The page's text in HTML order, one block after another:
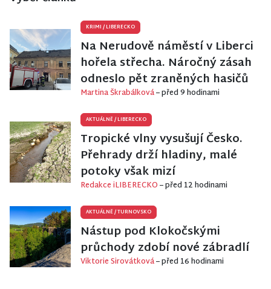
KRIMI /LIBERECKO
Na Nerudově náměstí v Liberci
hořela střecha. Náročný zásah
odneslo pět zraněných hasičů
Martina Škrabálková– před 9 hodinami
AKTUÁLNĚ/LIBERECKO
Tropické vlny vysušují Česko.
Přehrady drží hladiny, malé
potoky však mizí
Redakce iLIBERECKO– před 12 hodinami
AKTUÁLNĚ/TURNOVSKO
Nástup pod Klokočskými
průchody zdobí nové zábradlí
Viktorie Sirovátková– před 16 hodinami